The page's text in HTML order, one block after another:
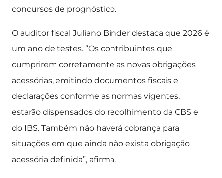
concursos de prognóstico.
O auditor fiscal Juliano Binder destaca que 2026 é
um ano de testes. “Os contribuintes que
cumprirem corretamente as novas obrigações
acessórias, emitindo documentos fiscais e
declarações conforme as normas vigentes,
estarão dispensados do recolhimento da CBS e
do IBS. Também não haverá cobrança para
situações em que ainda não exista obrigação
acessória definida”, afirma.